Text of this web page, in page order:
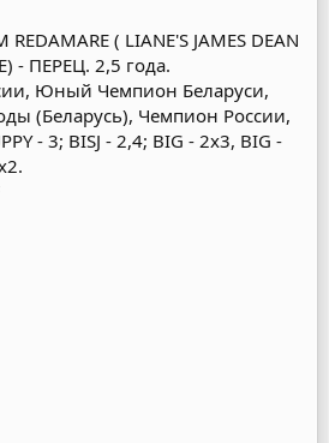
( LIANE'S JAMES DEAN
- ПЕРЕЦ. 2,5 года.
Юный Чемпион Беларуси,
(Беларусь), Чемпион России,
- 3; BISJ - 2,4; BIG - 2х3, BIG -